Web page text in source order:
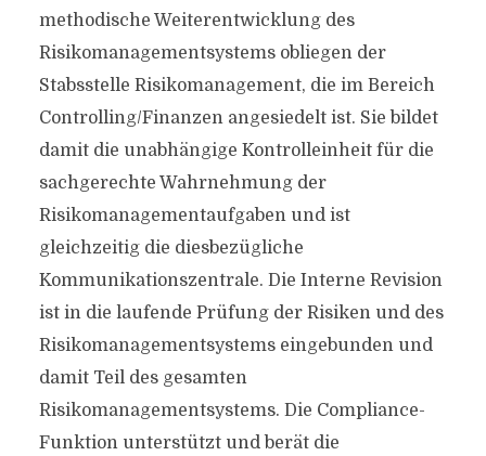
methodische Weiterentwicklung des
Risikomanagementsystems obliegen der
Stabsstelle Risikomanagement, die im Bereich
Controlling/Finanzen angesiedelt ist. Sie bildet
damit die unabhängige Kontrolleinheit für die
sachgerechte Wahrnehmung der
Risikomanagementaufgaben und ist
gleichzeitig die diesbezügliche
Kommunikationszentrale. Die Interne Revision
ist in die laufende Prüfung der Risiken und des
Risikomanagementsystems eingebunden und
damit Teil des gesamten
Risikomanagementsystems. Die Compliance-
Funktion unterstützt und berät die